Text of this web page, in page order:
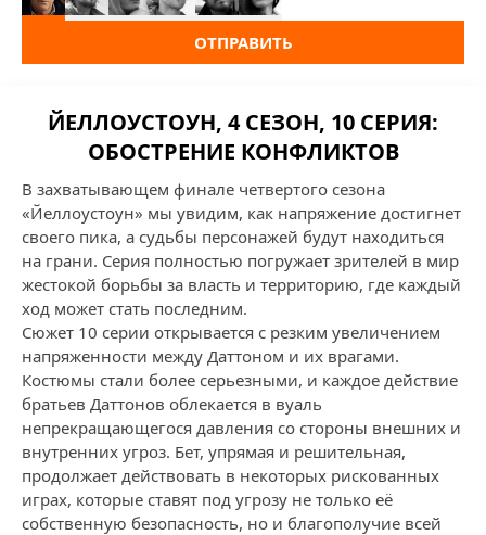
ОТПРАВИТЬ
ЙЕЛЛОУСТОУН, 4 СЕЗОН, 10 СЕРИЯ:
ОБОСТРЕНИЕ КОНФЛИКТОВ
В захватывающем финале четвертого сезона
«Йеллоустоун» мы увидим, как напряжение достигнет
своего пика, а судьбы персонажей будут находиться
на грани. Серия полностью погружает зрителей в мир
жестокой борьбы за власть и территорию, где каждый
ход может стать последним.
Сюжет 10 серии открывается с резким увеличением
напряженности между Даттоном и их врагами.
Костюмы стали более серьезными, и каждое действие
братьев Даттонов облекается в вуаль
непрекращающегося давления со стороны внешних и
внутренних угроз. Бет, упрямая и решительная,
продолжает действовать в некоторых рискованных
играх, которые ставят под угрозу не только её
собственную безопасность, но и благополучие всей